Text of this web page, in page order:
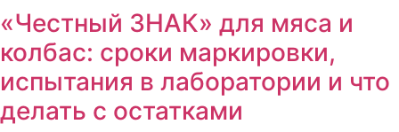
«Честный ЗНАК» для мяса и
колбас: сроки маркировки,
испытания в лаборатории и что
делать с остатками